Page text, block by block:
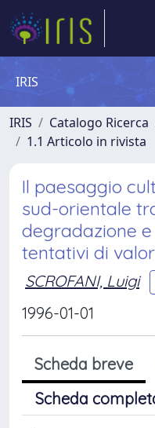
IRIS
IRIS Catalogo Ricerca
1.1 Articolo in rivista
Il paesaggio
sud-orientale
degradazione
tentativi di
SCROFANI, Luigi
1996-01-01
Scheda breve
Scheda